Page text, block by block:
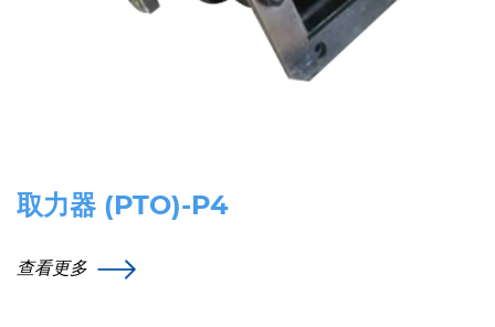
取力器 (PTO)-P4
查看更多